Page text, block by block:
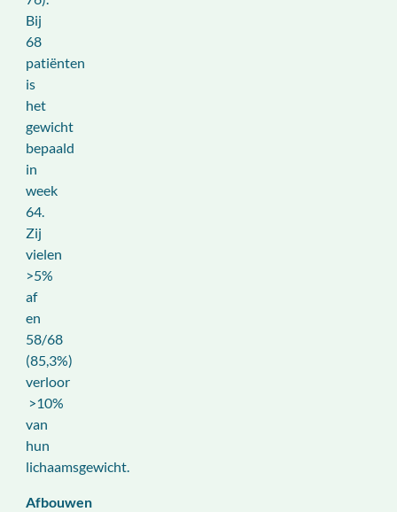
Bij
68
patiënten
is
het
gewicht
bepaald
in
week
64.
Zij
vielen
>5%
af
en
58/68
(85,3%)
verloor
>10%
van
hun
lichaamsgewicht.
Afbouwen